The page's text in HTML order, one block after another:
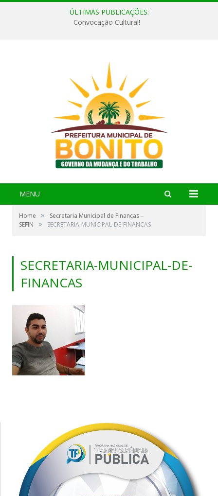
ÚLTIMAS PUBLICAÇÕES:
Convocação Cultural!
MENU
Home »
Secretaria Municipal de Finanças –
SEFIN
» SECRETARIA-MUNICIPAL-DE-FINANCAS
SECRETARIA-MUNICIPAL-DE-
FINANCAS